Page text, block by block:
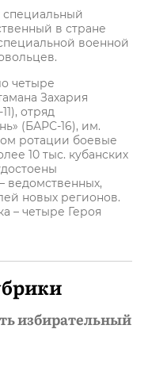
специальный
в стране
военной
четыре
Захария
отряд
(БАРС-16), им.
ротации боевые
10 тыс. кубанских
ведомственных,
новых регионов.
– четыре Героя
избирательный